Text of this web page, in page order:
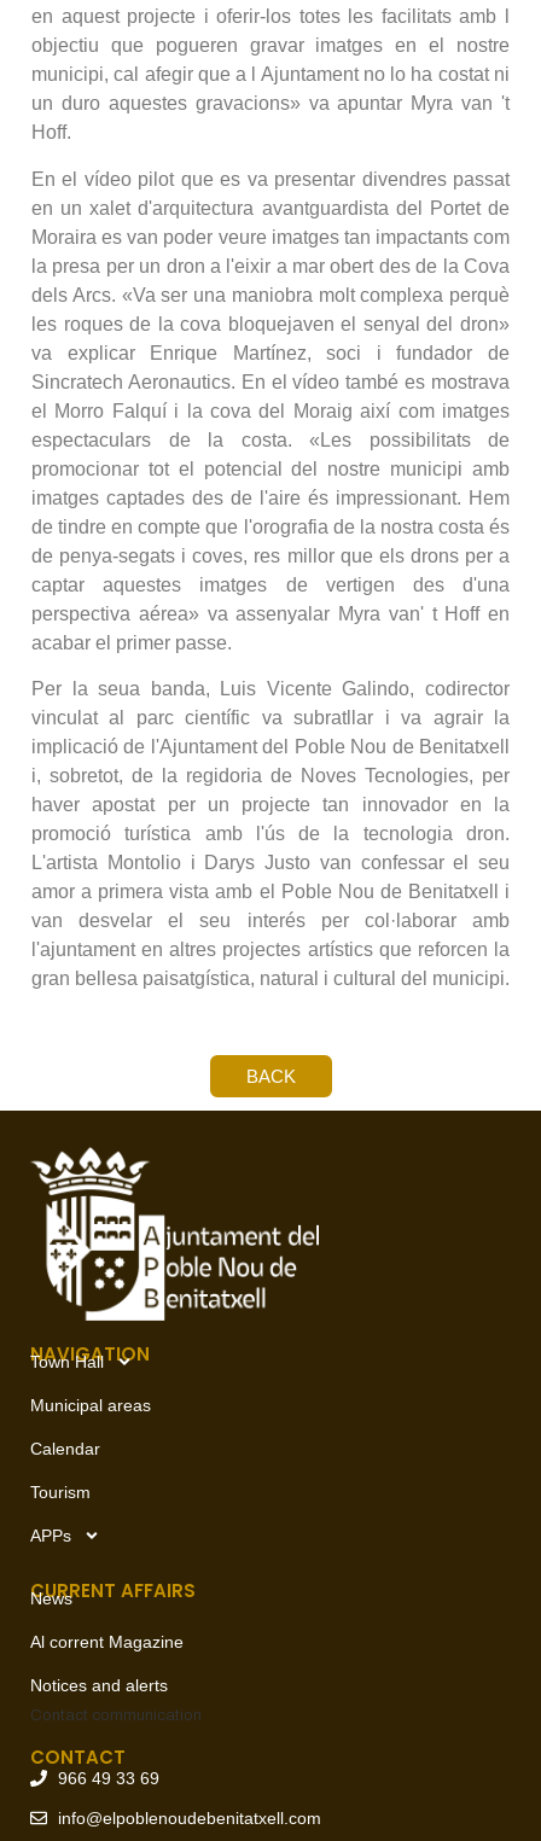
en aquest projecte i oferir-los totes les facilitats amb l
objectiu que pogueren gravar imatges en el nostre
municipi, cal afegir que a l Ajuntament no lo ha costat ni
un duro aquestes gravacions» va apuntar Myra van 't
Hoff.
En el vídeo pilot que es va presentar divendres passat
en un xalet d'arquitectura avantguardista del Portet de
Moraira es van poder veure imatges tan impactants com
la presa per un dron a l'eixir a mar obert des de la Cova
dels Arcs. «Va ser una maniobra molt complexa perquè
les roques de la cova bloquejaven el senyal del dron»
va explicar Enrique Martínez, soci i fundador de
Sincratech Aeronautics. En el vídeo també es mostrava
el Morro Falquí i la cova del Moraig així com imatges
espectaculars de la costa. «Les possibilitats de
promocionar tot el potencial del nostre municipi amb
imatges captades des de l'aire és impressionant. Hem
de tindre en compte que l'orografia de la nostra costa és
de penya-segats i coves, res millor que els drons per a
captar aquestes imatges de vertigen des d'una
perspectiva aérea» va assenyalar Myra van' t Hoff en
acabar el primer passe.
Per la seua banda, Luis Vicente Galindo, codirector
vinculat al parc científic va subratllar i va agrair la
implicació de l'Ajuntament del Poble Nou de Benitatxell
i, sobretot, de la regidoria de Noves Tecnologies, per
haver apostat per un projecte tan innovador en la
promoció turística amb l'ús de la tecnologia dron.
L'artista Montolio i Darys Justo van confessar el seu
amor a primera vista amb el Poble Nou de Benitatxell i
van desvelar el seu interés per col·laborar amb
l'ajuntament en altres projectes artístics que reforcen la
gran bellesa paisatgística, natural i cultural del municipi.
BACK
NAVIGATION
Town Hall
Municipal areas
Calendar
Tourism
APPs
CURRENT AFFAIRS
News
Al corrent Magazine
Notices and alerts
Contact communication
CONTACT
966 49 33 69
info@elpoblenoudebenitatxell.com